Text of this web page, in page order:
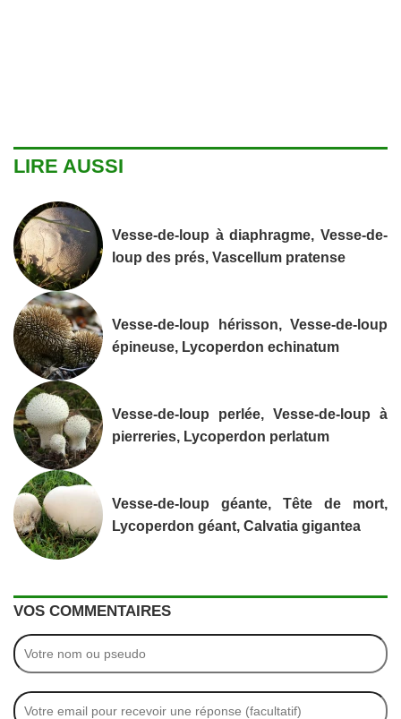
LIRE AUSSI
Vesse-de-loup à diaphragme, Vesse-de-
loup des prés, Vascellum pratense
Vesse-de-loup hérisson, Vesse-de-loup
épineuse, Lycoperdon echinatum
Vesse-de-loup perlée, Vesse-de-loup à
pierreries, Lycoperdon perlatum
Vesse-de-loup géante, Tête de mort,
Lycoperdon géant, Calvatia gigantea
VOS COMMENTAIRES